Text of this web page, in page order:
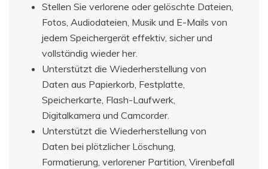
Stellen Sie verlorene oder gelöschte Dateien,
Fotos, Audiodateien, Musik und E-Mails von
jedem Speichergerät effektiv, sicher und
vollständig wieder her.
Unterstützt die Wiederherstellung von
Daten aus Papierkorb, Festplatte,
Speicherkarte, Flash-Laufwerk,
Digitalkamera und Camcorder.
Unterstützt die Wiederherstellung von
Daten bei plötzlicher Löschung,
Formatierung, verlorener Partition, Virenbefall